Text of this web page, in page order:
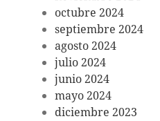
octubre 2024
septiembre 2024
agosto 2024
julio 2024
junio 2024
mayo 2024
diciembre 2023